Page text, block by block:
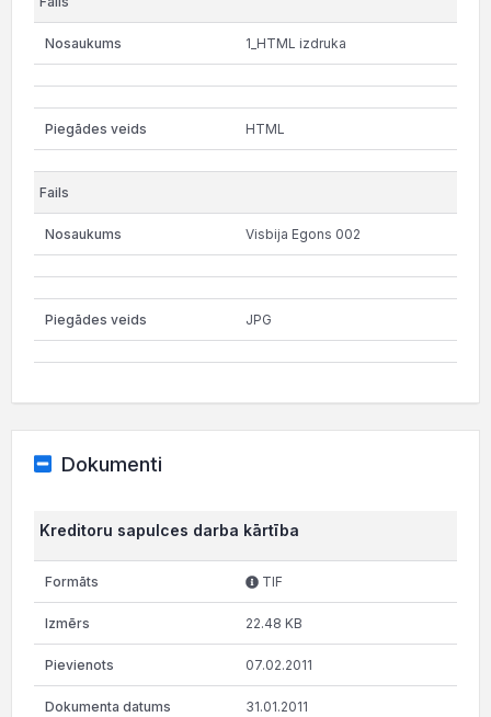
1_HTML izdruka
HTML
Visbija Egons 002
JPG
Dokumenti
Kreditoru sapulces darba kārtība
TIF
22.48 KB
07.02.2011
31.01.2011